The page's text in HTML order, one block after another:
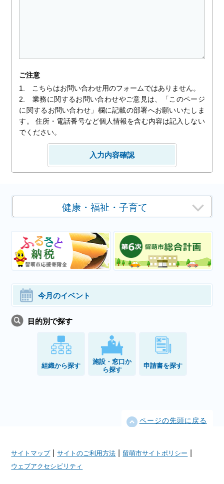
ご注意
1. こちらはお問い合わせ用のフォームではありません。
2. 業務に関するお問い合わせやご意見は、「このページ
に関するお問い合わせ」欄に記載の部署へお願いいたしま
す。 住所・電話番号など個人情報を含む内容は記入しない
でください。
健康・福祉・子育て
今月のイベント
目的別で探す
組織から探す
施設・窓口か
ら探す
申請書を探す
ページの先頭に戻る
サイトマップ サイトのご利用方法 留萌市サイトポリシー
ウェブアクセシビリティ